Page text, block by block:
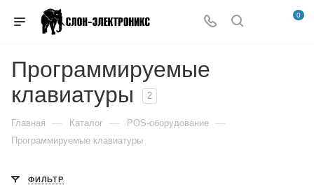
0
Программируемые
клавиатуры
2
Главная — Каталог — POS-оборудование —
Программируемые клавиатуры
ФИЛЬТР